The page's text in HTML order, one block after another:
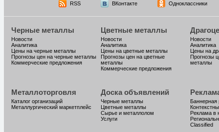
RSS ВКонтакте Одноклассники
Черные металлы
Новости
Аналитика
Цены на черные металлы
Прогнозы цен на черные металлы
Коммерческие предложения
Цветные металлы
Новости
Аналитика
Цены на цветные металлы
Прогнозы цен на цветные
металлы
Коммерческие предложения
Новости
Аналитика
Цены на
Прогнозы
металлы
Металлоторговля
Каталог организаций
Металлургический маркетплейс
Доска объявлений
Черные металлы
Цветные металлы
Сырье и металлолом
Услуги
Баннерная
Реклама в
Classified